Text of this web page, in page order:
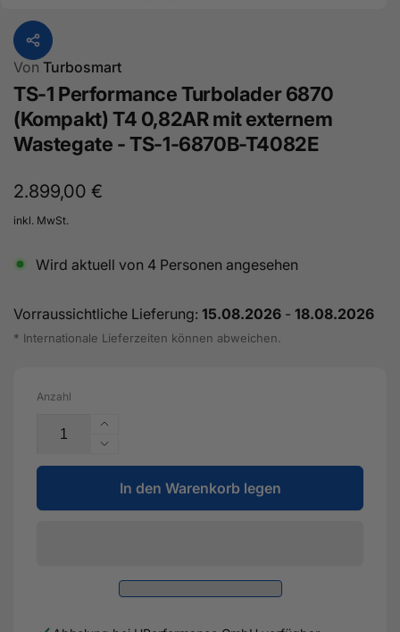
Von Turbosmart
TS-1 Performance Turbolader 6870
(Kompakt) T4 0,82AR mit externem
Wastegate - TS-1-6870B-T4082E
Normaler
Preis
2.899,00 €
inkl. MwSt.
Wird aktuell von 4 Personen angesehen
Vorraussichtliche Lieferung: 15.08.2026 - 18.08.2026
* Internationale Lieferzeiten können abweichen.
Anzahl
Erhöhe
die
Menge
für
TS-
6870
(Kompakt)
Verringere
die
Menge
für
Turbolader
6870
In den Warenkorb legen